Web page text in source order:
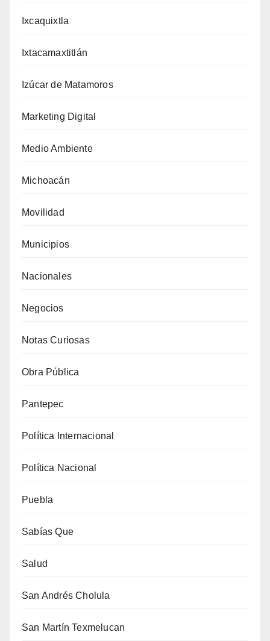
Ixcaquixtla
Ixtacamaxtitlán
Izúcar de Matamoros
Marketing Digital
Medio Ambiente
Michoacán
Movilidad
Municipios
Nacionales
Negocios
Notas Curiosas
Obra Pública
Pantepec
Política Internacional
Política Nacional
Puebla
Sabías Que
Salud
San Andrés Cholula
San Martín Texmelucan